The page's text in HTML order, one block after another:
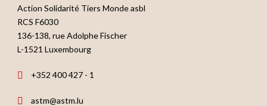
Action Solidarité Tiers Monde asbl
RCS F6030
136-138, rue Adolphe Fischer
L-1521 Luxembourg
+352 400 427 - 1
astm@astm.lu